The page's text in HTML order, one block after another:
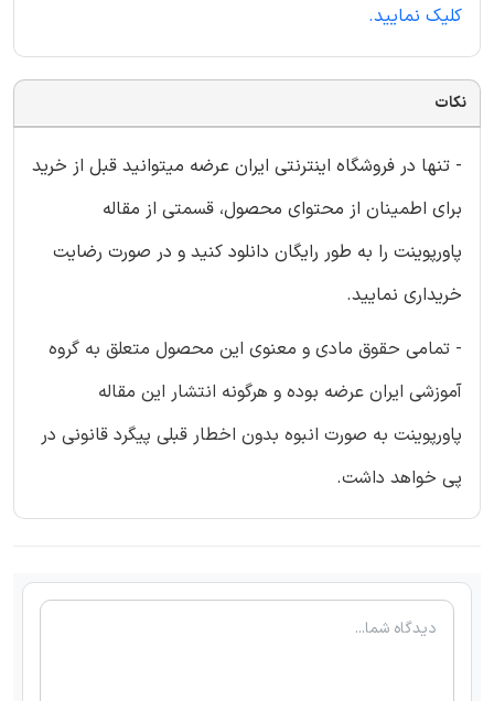
کلیک نمایید.
نکات
- تنها در فروشگاه اینترنتی ایران عرضه میتوانید قبل از خرید
برای اطمینان از محتوای محصول، قسمتی از مقاله
پاورپوینت را به طور رایگان دانلود کنید و در صورت رضایت
خریداری نمایید.
- تمامی حقوق مادی و معنوی این محصول متعلق به گروه
آموزشی ایران عرضه بوده و هرگونه انتشار این مقاله
پاورپوینت به صورت انبوه بدون اخطار قبلی پیگرد قانونی در
پی خواهد داشت.